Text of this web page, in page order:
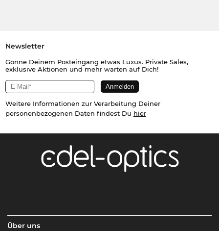
Newsletter
Gönne Deinem Posteingang etwas Luxus. Private Sales,
exklusive Aktionen und mehr warten auf Dich!
Weitere Informationen zur Verarbeitung Deiner
personenbezogenen Daten findest Du hier
Über uns